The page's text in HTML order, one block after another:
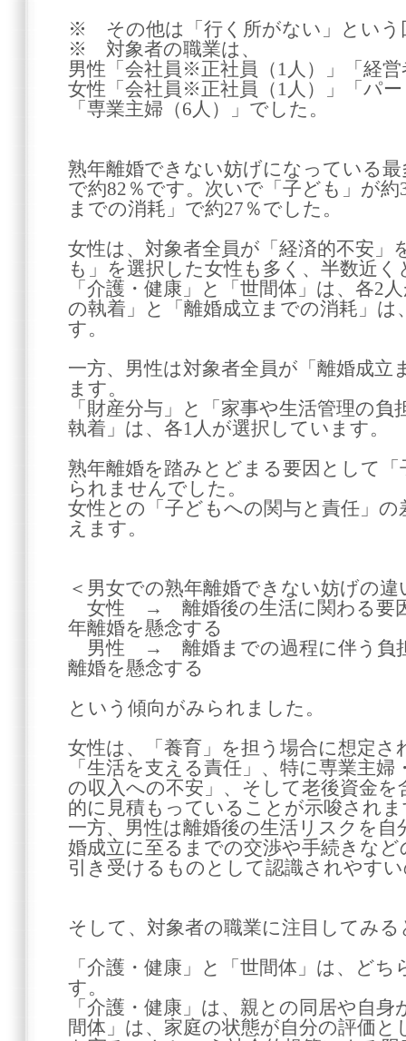
※ その他は「行く所がない」という
※ 対象者の職業は、
男性「会社員※正社員（1人）」「経
女性「会社員※正社員（1人）」「パ
「専業主婦（6人）」でした。
熟年離婚できない妨げになっている
で約82％です。次いで「子ども」が
までの消耗」で約27％でした。
女性は、対象者全員が「経済的不安」
も」を選択した女性も多く、半数近
「介護・健康」と「世間体」は、各2
の執着」と「離婚成立までの消耗」は
す。
一方、男性は対象者全員が「離婚成立
ます。
「財産分与」と「家事や生活管理の
執着」は、各1人が選択しています。
熟年離婚を踏みとどまる要因として
られませんでした。
女性との「子どもへの関与と責任」
えます。
＜男女での熟年離婚できない妨げの違
女性 → 離婚後の生活に関わる要因
年離婚を懸念する
男性 → 離婚までの過程に伴う負担
離婚を懸念する
という傾向がみられました。
女性は、「養育」を担う場合に想定
「生活を支える責任」、特に専業主
の収入への不安」、そして老後資金
的に見積もっていることが示唆され
一方、男性は離婚後の生活リスクを
婚成立に至るまでの交渉や手続きな
引き受けるものとして認識されやす
そして、対象者の職業に注目してみる
「介護・健康」と「世間体」は、どち
す。
「介護・健康」は、親との同居や自
間体」は、家庭の状態が自分の評価